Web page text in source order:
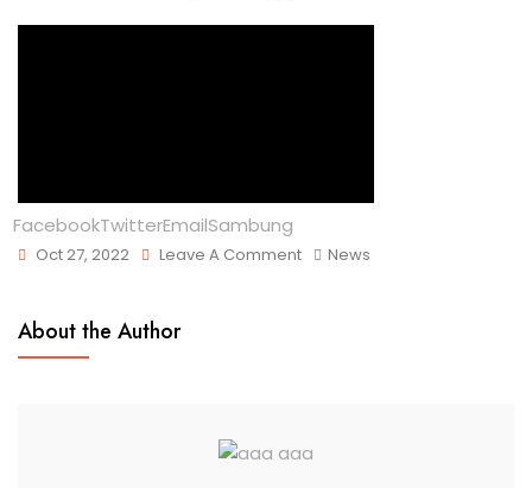
FacebookTwitterEmailSambung
Oct 27, 2022 Leave A Comment News
About the Author